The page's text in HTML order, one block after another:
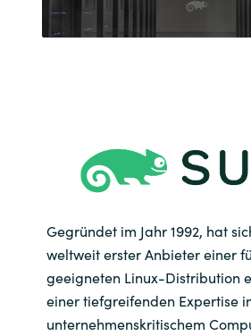
Kuwait
Lithuania
Malaysia
Gegründet im Jahr 1992, hat
weltweit erster Anbieter einer
geeigneten Linux-Distribution
einer tiefgreifenden Expertise
unternehmenskritischem